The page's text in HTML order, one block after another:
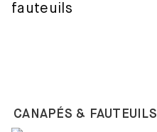
CANAPÉS & FAUTEUILS